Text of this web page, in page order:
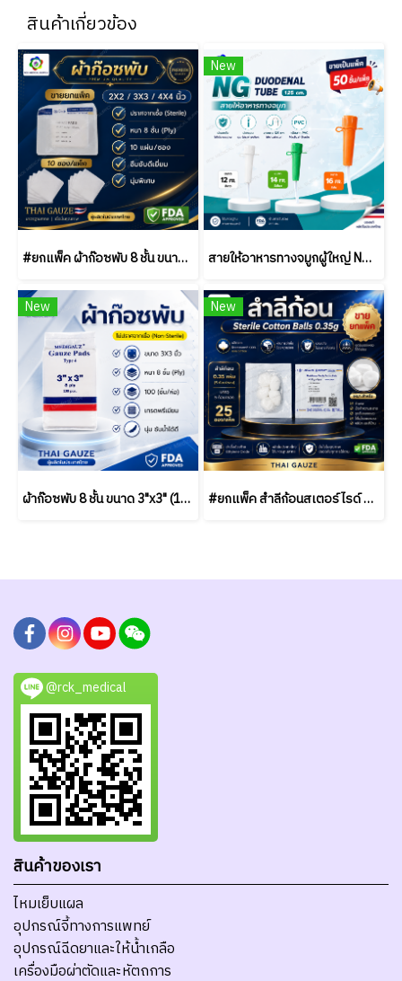
สินค้าเกี่ยวข้อง
#ยกแพ็ค ผ้าก๊อซพับ 8 ชั้น ขนาด 2x2 / 3x3 / 4x4 นิ้ว (10 ซอง/แพ็ค) ชนิดสเตอร์ไรด์ THAI GAUZE
New
สายให้อาหารทางจมูกผู้ใหญ่ NG Duodenal Tube 125 ซม. เบอร์ 12/14/16 | Medical Grade PVC | ขายยกแพ็ค (50 ชิ้น)
New
ผ้าก๊อซพับ 8 ชั้น ขนาด 3"x3" (100 ชิ้น/ห่อ) ชนิดไม่สเตอร์ไรด์ THAI GAUZE
New
#ยกแพ็ค สำลีก้อนสเตอร์ไรด์ Thai Gauze 0.35g (5 ก้อน/ซอง) / (25 ซอง/แพ็ค)
@rck_medical
สินค้าของเรา
ไหมเย็บแผล
อุปกรณ์จี้ทางการแพทย์
อุปกรณ์ฉีดยาและให้น้ำเกลือ
เครื่องมือผ่าตัดและหัตถการ